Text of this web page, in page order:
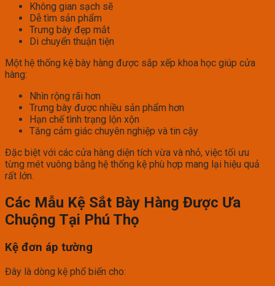
Không gian sạch sẽ
Dễ tìm sản phẩm
Trưng bày đẹp mắt
Di chuyển thuận tiện
Một hệ thống kệ bày hàng được sắp xếp khoa học giúp cửa
hàng:
Nhìn rộng rãi hơn
Trưng bày được nhiều sản phẩm hơn
Hạn chế tình trạng lộn xộn
Tăng cảm giác chuyên nghiệp và tin cậy
Đặc biệt với các cửa hàng diện tích vừa và nhỏ, việc tối ưu
từng mét vuông bằng hệ thống kệ phù hợp mang lại hiệu quả
rất lớn.
Các Mẫu Kệ Sắt Bày Hàng Được Ưa
Chuộng Tại Phú Thọ
Kệ đơn áp tường
Đây là dòng kệ phổ biến cho: